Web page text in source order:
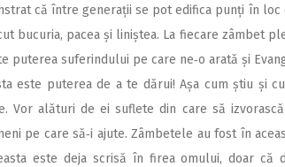
că între generații se pot edifica punți în loc
bucuria, pacea și liniștea. La fiecare zâmbet
suferindului pe care ne‑o arată și
este puterea de a te dărui! Așa cum știu și
Vor alături de ei suflete din care să izvorască
pe care să‑i ajute. Zâmbetele au fost în
este deja scrisă în firea omului, doar că